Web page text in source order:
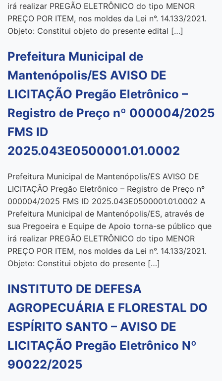
irá realizar PREGÃO ELETRÔNICO do tipo MENOR
PREÇO POR ITEM, nos moldes da Lei n°. 14.133/2021.
Objeto: Constitui objeto do presente edital […]
Prefeitura Municipal de
Mantenópolis/ES AVISO DE
LICITAÇÃO Pregão Eletrônico –
Registro de Preço nº 000004/2025
FMS ID
2025.043E0500001.01.0002
Prefeitura Municipal de Mantenópolis/ES AVISO DE
LICITAÇÃO Pregão Eletrônico – Registro de Preço nº
000004/2025 FMS ID 2025.043E0500001.01.0002 A
Prefeitura Municipal de Mantenópolis/ES, através de
sua Pregoeira e Equipe de Apoio torna-se público que
irá realizar PREGÃO ELETRÔNICO do tipo MENOR
PREÇO POR ITEM, nos moldes da Lei n°. 14.133/2021.
Objeto: Constitui objeto do presente […]
INSTITUTO DE DEFESA
AGROPECUÁRIA E FLORESTAL DO
ESPÍRITO SANTO – AVISO DE
LICITAÇÃO Pregão Eletrônico Nº
90022/2025